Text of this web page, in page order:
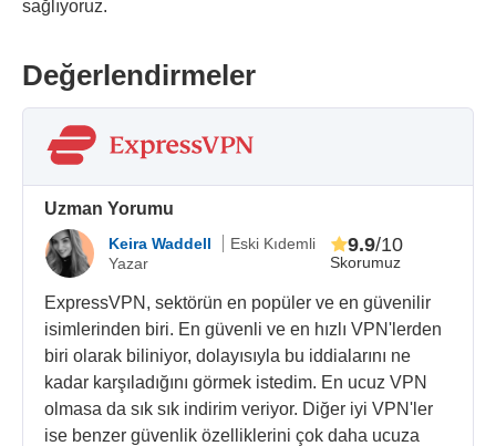
sağlıyoruz.
Değerlendirmeler
Uzman Yorumu
Keira Waddell
Eski Kıdemli
Yazar
Skorumuz
9.9/10
ExpressVPN, sektörün en popüler ve en güvenilir
isimlerinden biri. En güvenli ve en hızlı VPN'lerden
biri olarak biliniyor, dolayısıyla bu iddialarını ne
kadar karşıladığını görmek istedim. En ucuz VPN
olmasa da sık sık indirim veriyor. Diğer iyi VPN'ler
ise benzer güvenlik özelliklerini çok daha ucuza